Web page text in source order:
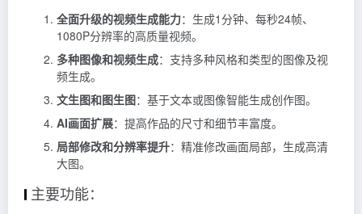
全面升级的视频生成能力：生成1分钟、每秒24帧、
1080P分辨率的高质量视频。
多种图像和视频生成：支持多种风格和类型的图像及视
频生成。
文生图和图生图：基于文本或图像智能生成创作图。
AI画面扩展：提高作品的尺寸和细节丰富度。
局部修改和分辨率提升：精准修改画面局部，生成高清
大图。
主要功能：